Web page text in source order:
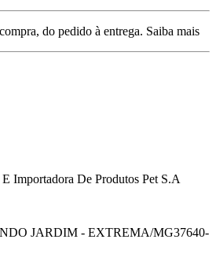
do pedido à entrega. Saiba mais
Importadora De Produtos Pet S.A
DO JARDIM - EXTREMA/MG37640-